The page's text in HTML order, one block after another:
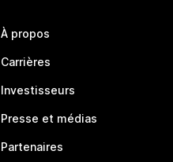
À propos
Carrières
Investisseurs
Presse et médias
Partenaires